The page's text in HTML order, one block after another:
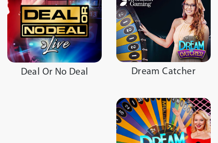
Deal Or No Deal Dream Catcher